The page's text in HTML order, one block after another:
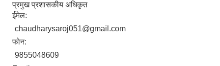
प्रमुख प्रशासकीय अधिकृत
ईमेल:
chaudharysaroj051@gmail.com
फोन:
9855048609